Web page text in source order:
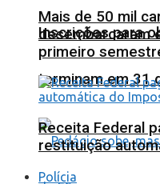
Inscrições para
terminam em 31
Mais de 50 mil
desembarcaram
primeiro
Receita Federal
restituição
Polícia